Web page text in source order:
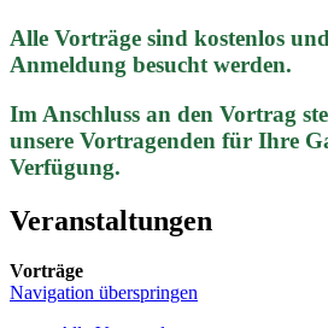
Alle Vorträge sind kostenlos
Anmeldung besucht werden.
Im Anschluss an den Vortrag
unsere Vortragenden für Ihre
Verfügung.
Veranstaltungen
Vorträge
Navigation überspringen